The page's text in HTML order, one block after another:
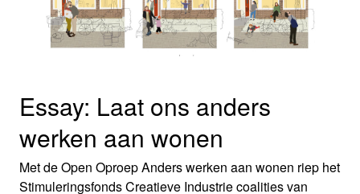
Essay: Laat ons anders
werken aan wonen
Met de Open Oproep Anders werken aan wonen riep het
Stimuleringsfonds Creatieve Industrie coalities van